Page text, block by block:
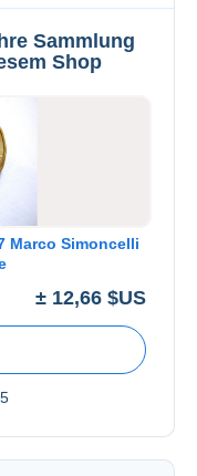
Sammlung
Shop
Marco Simoncelli
± 12,66 $US